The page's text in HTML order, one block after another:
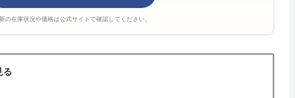
の在庫状況や価格は公式サイトで確認してください。
る